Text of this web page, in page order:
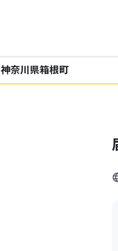
神奈川県箱根町